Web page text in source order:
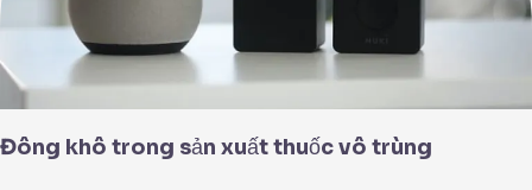
Đông khô trong sản xuất thuốc vô trùng